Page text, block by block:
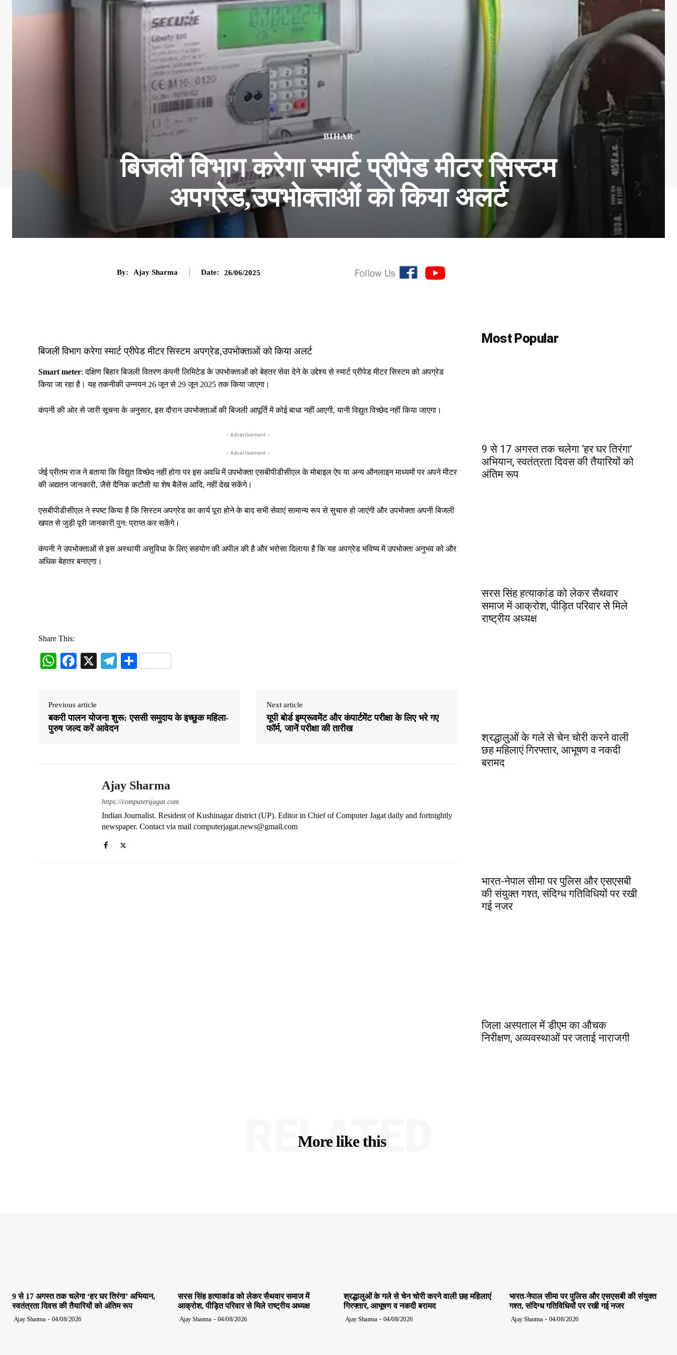
BIHAR
बिजली विभाग करेगा स्मार्ट प्रीपेड मीटर सिस्टम
अपग्रेड,उपभोक्ताओं को किया अलर्ट
By: Ajay Sharma Date: 26/06/2025
बिजली विभाग करेगा स्मार्ट प्रीपेड मीटर सिस्टम अपग्रेड,उपभोक्ताओं को किया अलर्ट
Smart meter: दक्षिण बिहार बिजली वितरण कंपनी लिमिटेड के उपभोक्ताओं को बेहतर सेवा देने के उद्देश्य से स्मार्ट प्रीपेड मीटर सिस्टम को अपग्रेड
किया जा रहा है। यह तकनीकी उन्नयन 26 जून से 29 जून 2025 तक किया जाएगा।
कंपनी की ओर से जारी सूचना के अनुसार, इस दौरान उपभोक्ताओं की बिजली आपूर्ति में कोई बाधा नहीं आएगी, यानी विद्युत विच्छेद नहीं किया जाएगा।
- Advertisement -
- Advertisement -
जेई प्रीतम राज ने बताया कि विद्युत विच्छेद नहीं होगा पर इस अवधि में उपभोक्ता एसबीपीडीसीएल के मोबाइल ऐप या अन्य ऑनलाइन माध्यमों पर अपने मीटर
की अद्यतन जानकारी, जैसे दैनिक कटौती या शेष बैलेंस आदि, नहीं देख सकेंगे।
एसबीपीडीसीएल ने स्पष्ट किया है कि सिस्टम अपग्रेड का कार्य पूरा होने के बाद सभी सेवाएं सामान्य रूप से सुचारु हो जाएंगी और उपभोक्ता अपनी बिजली
खपत से जुड़ी पूरी जानकारी पुन: प्राप्त कर सकेंगे।
कंपनी ने उपभोक्ताओं से इस अस्थायी असुविधा के लिए सहयोग की अपील की है और भरोसा दिलाया है कि यह अपग्रेड भविष्य में उपभोक्ता अनुभव को और
अधिक बेहतर बनाएगा।
Share This:
W
A
pp
Fa
ok
X
Te
m
S
Previous article
बकरी पालन योजना शुरू: एससी समुदाय के इच्छुक महिला-
पुरुष जल्द करें आवेदन
Next article
यूपी बोर्ड इम्प्रूवमेंट और कंपार्टमेंट परीक्षा के लिए भरे गए
फॉर्म, जानें परीक्षा की तारीख
Ajay Sharma
https://computersjagat.com
Indian Journalist. Resident of Kushinagar district (UP). Editor in Chief of Computer Jagat daily and fortnightly
newspaper. Contact via mail computerjagat.news@gmail.com
Most Popular
9 से 17 अगस्त तक चलेगा ‘हर घर तिरंगा’
अभियान, स्वतंत्रता दिवस की तैयारियों को
अंतिम रूप
सरस सिंह हत्याकांड को लेकर सैथवार
समाज में आक्रोश, पीड़ित परिवार से मिले
राष्ट्रीय अध्यक्ष
श्रद्धालुओं के गले से चेन चोरी करने वाली
छह महिलाएं गिरफ्तार, आभूषण व नकदी
बरामद
भारत-नेपाल सीमा पर पुलिस और एसएसबी
की संयुक्त गश्त, संदिग्ध गतिविधियों पर रखी
गई नजर
जिला अस्पताल में डीएम का औचक
निरीक्षण, अव्यवस्थाओं पर जताई नाराजगी
More like this
RELATED
9 से 17 अगस्त तक चलेगा ‘हर घर तिरंगा’ अभियान,
स्वतंत्रता दिवस की तैयारियों को अंतिम रूप
Ajay Sharma - 04/08/2026
सरस सिंह हत्याकांड को लेकर सैथवार समाज में
आक्रोश, पीड़ित परिवार से मिले राष्ट्रीय अध्यक्ष
Ajay Sharma - 04/08/2026
श्रद्धालुओं के गले से चेन चोरी करने वाली छह महिलाएं
गिरफ्तार, आभूषण व नकदी बरामद
Ajay Sharma - 04/08/2026
भारत-नेपाल सीमा पर पुलिस और एसएसबी की संयुक्त
गश्त, संदिग्ध गतिविधियों पर रखी गई नजर
Ajay Sharma - 04/08/2026